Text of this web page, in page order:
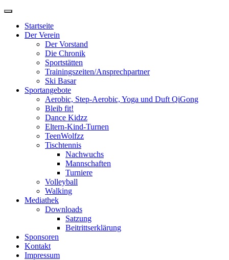
Zum
springenStartseite
Der Verein
Der Vorstand
Die Chronik
Sportstätten
Trainingszeiten/Ansprechpartner
Ski Basar
Sportangebote
Aerobic, Step-Aerobic, Yoga und Duft QiGong
Bleib fit!
Dance Kidzz
Eltern-Kind-Turnen
TeenWolfzz
Tischtennis
Nachwuchs
Mannschaften
Turniere
Volleyball
Walking
Mediathek
Downloads
Satzung
Beitrittserklärung
Sponsoren
Kontakt
Impressum